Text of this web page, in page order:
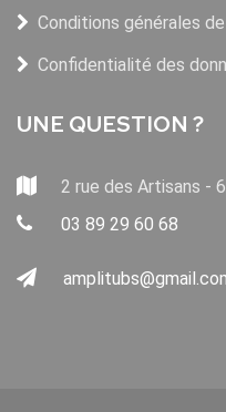
Conditions générales
Confidentialité des
UNE QUESTION ?
2 rue des Artisans -
03 89 29 60 68